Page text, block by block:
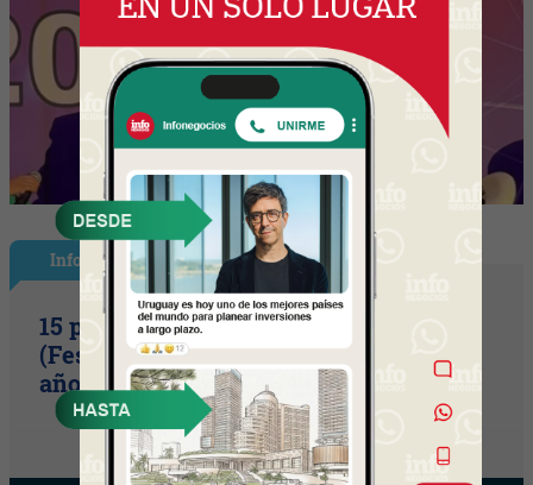
InfoShow
15 primaveras tienes que cumplir
(Festival Música de la Tierra celebra 15
años)